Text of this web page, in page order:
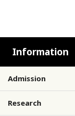
Information
Admission
Research